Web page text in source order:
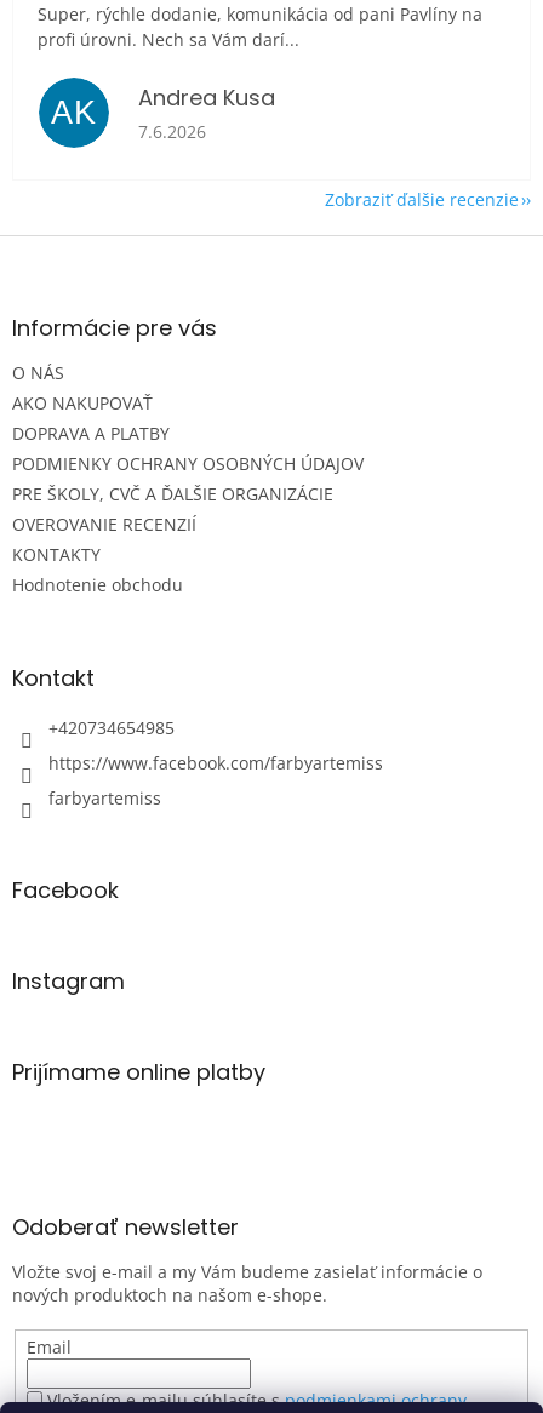
Super, rýchle dodanie, komunikácia od pani Pavlíny na
profi úrovni. Nech sa Vám darí...
AK Andrea Kusa
Hodnotenie obchodu je 5 z 5 hviezdičiek.
7.6.2026
Zobraziť ďalšie recenzie
Z
ä
e
Informácie pre vás
O NÁS
AKO NAKUPOVAŤ
DOPRAVA A PLATBY
PODMIENKY OCHRANY OSOBNÝCH ÚDAJOV
PRE ŠKOLY, CVČ A ĎALŠIE ORGANIZÁCIE
OVEROVANIE RECENZIÍ
KONTAKTY
Hodnotenie obchodu
Kontakt
+420734654985
https://www.facebook.com/farbyartemiss
farbyartemiss
Facebook
Instagram
Prijímame online platby
Odoberať newsletter
Vložte svoj e-mail a my Vám budeme zasielať informácie o
nových produktoch na našom e-shope.
Email
Vložením e-mailu súhlasíte spodmienkami ochrany